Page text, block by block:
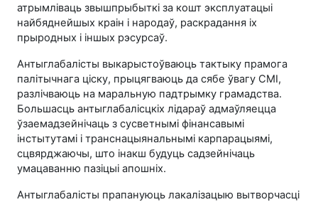
атрымліваць звышпрыбыткі за кошт эксплуатацыі
найбяднейшых краін і народаў, раскрадання іх
прыродных і іншых рэсурсаў.
Антыглабалісты выкарыстоўваюць тактыку прамога
палітычнага ціску, прыцягваюць да сябе ўвагу СМІ,
разлічваюць на маральную падтрымку грамадства.
Большасць антыглабалісцкіх лідараў адмаўляецца
ўзаемадзейнічаць з сусветнымі фінансавымі
інстытутамі і транснацыянальнымі карпарацыямі,
сцвярджаючы, што інакш будуць садзейнічаць
умацаванню пазіцыі апошніх.
Антыглабалісты прапануюць лакалізацыю вытворчасці